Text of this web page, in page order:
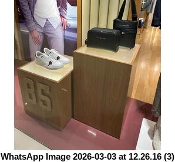
WhatsApp Image 2026-03-03 at 12.26.16 (3)